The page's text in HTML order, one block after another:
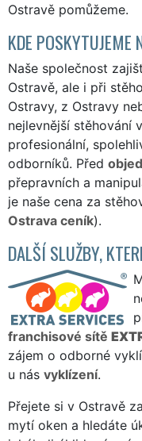
Ostravě pomůžeme.
KDE POSKYTUJEME
Naše společnost
Ostravě, ale i při
Ostravy, z Ostravy
nejlevnější stěhování
profesionální,
odborníků. Před
přepravních a
je naše cena za
Ostrava ceník).
DALŠÍ SLUŽBY,
franchisové sítě
zájem o odborné
u nás vyklízení.
Přejete si v Ostravě
mytí oken a hledáte